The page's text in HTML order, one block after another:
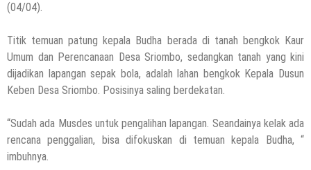
(04/04).
Titik temuan patung kepala Budha berada di tanah bengkok Kaur
Umum dan Perencanaan Desa Sriombo, sedangkan tanah yang kini
dijadikan lapangan sepak bola, adalah lahan bengkok Kepala Dusun
Keben Desa Sriombo. Posisinya saling berdekatan.
“Sudah ada Musdes untuk pengalihan lapangan. Seandainya kelak ada
rencana penggalian, bisa difokuskan di temuan kepala Budha, “
imbuhnya.